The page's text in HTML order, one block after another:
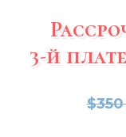
3-й